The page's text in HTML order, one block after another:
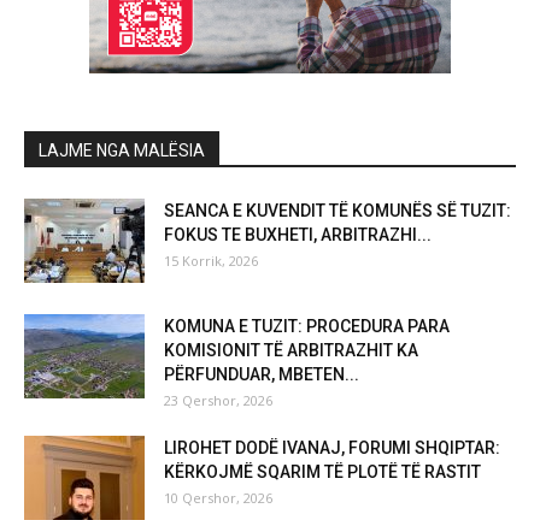
LAJME NGA MALËSIA
SEANCA E KUVENDIT TË KOMUNËS SË TUZIT:
FOKUS TE BUXHETI, ARBITRAZHI...
15 Korrik, 2026
KOMUNA E TUZIT: PROCEDURA PARA
KOMISIONIT TË ARBITRAZHIT KA
PËRFUNDUAR, MBETEN...
23 Qershor, 2026
LIROHET DODË IVANAJ, FORUMI SHQIPTAR:
KËRKOJMË SQARIM TË PLOTË TË RASTIT
10 Qershor, 2026